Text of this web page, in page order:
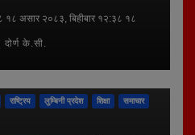
१८ असार २०८३, बिहीबार १२:३८ १८
दोर्ण के.सी.
राष्ट्रिय लुम्बिनी प्रदेश शिक्षा समाचार